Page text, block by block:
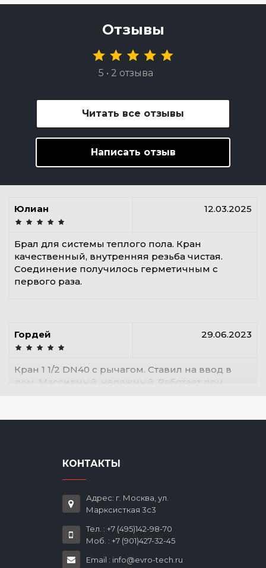
Отзывы
5 • 2 отзыва
Читать все отзывы
Написать отзыв
Юлиан 12.03.2025
Брал для системы теплого пола. Кран
качественный, внутренняя резьба чистая.
Соединение получилось герметичным с
первого раза.
Гордей 29.06.2023
Кран 1 1/2 DN40 с рычагом. Ставил на ввод в
дом. Массивный, надежный. Работает при
КОНТАКТЫ
Адрес: г. Москва, ул.
Марксисткая 3с3
Тел. : +7 (495)142-98-70
Моб. : +7 (901)427-32-45
Email : info@evro-tech.ru